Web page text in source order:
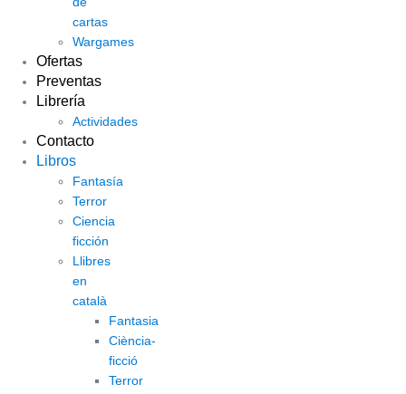
cartas
Wargames
Ofertas
Preventas
Librería
Actividades
Contacto
Libros
Fantasía
Terror
Ciencia
ficción
Llibres
en
català
Fantasia
Ciència-
ficció
Terror